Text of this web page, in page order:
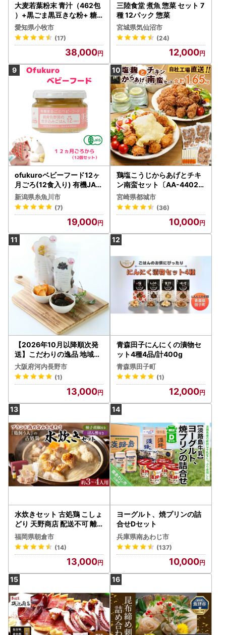
大麦若葉粉末 青汁（462包
）+黒ごま黒豆きな粉+ 糖
流茶 山本漢方製薬 [027Y0
8]
愛知県小牧市
(17)
38,000
三陸食堂 煮魚 惣菜 セット 7
種 12パック 惣菜
宮城県気仙沼市
(24)
12,000
ofukuroベビーフード12ヶ
月ごろ(12食入り) 有機JAS
認定 新潟県 糸魚川 味千汐
路 有機野菜 離乳食 おいし
くて体に良い物 出産祝い of
ん
新潟県糸魚川市
(7)
19,000
鶏塩こうじからあげとチキ
ン南蛮セット〔AA-4402〕
_(都城市) 鶏肉 加工品 から
あげ/チキン南蛮 タルタルソ
ース付き ご当地グルメ 若鶏
お弁当/おかず/おうち時間
冷凍食品 鶏もも肉
宮崎県都城市
(36)
10,000
【2026年10月以降順次発
送】こだわりの逸品 地域特
産品 ギフト 自分用 人気 お
すすめほしぶどう(40g×5
袋)としっとり柿チップス(6
0g×5袋)セット 国産 ドライ
フルーツ レーズン 無添加
複数品種 希少 レア 小分
大阪府河内長野市
(1)
13,000
青森田子にんにくの漬物セ
ット4種4品/計400g
青森県田子町
(1)
12,000
水炊きセット 古処鶏 こしょ
どり 天野商店 配送不可 離
島 鍋セット水炊き お肉 鶏
肉 ムネ モモ
福岡県朝倉市
(14)
13,000
ヨーグルト、焼プリンの詰
合せDセット
兵庫県南あわじ市
(137)
10,000